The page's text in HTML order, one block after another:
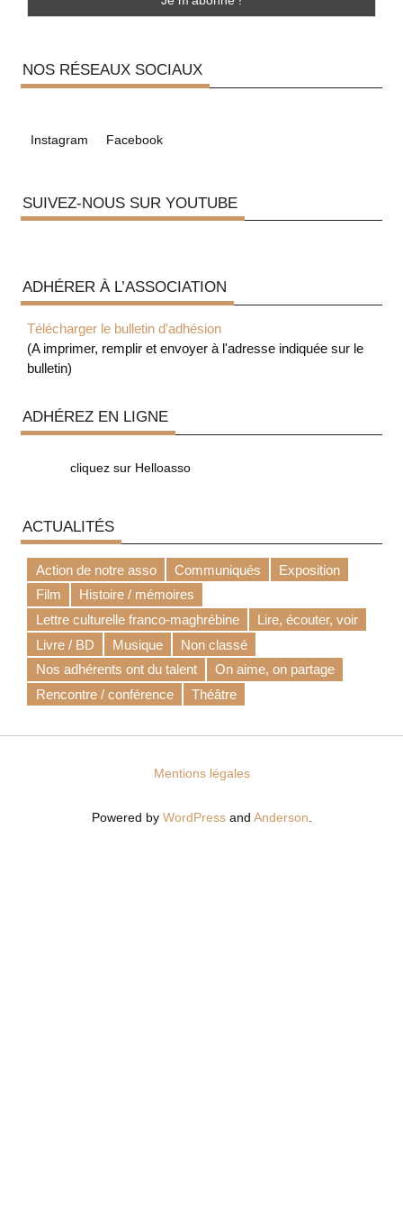
NOS RÉSEAUX SOCIAUX
Instagram Facebook
SUIVEZ-NOUS SUR YOUTUBE
ADHÉRER À L’ASSOCIATION
Télécharger le bulletin d'adhésion
(A imprimer, remplir et envoyer à l'adresse indiquée sur le
bulletin)
ADHÉREZ EN LIGNE
cliquez sur Helloasso
ACTUALITÉS
Action de notre asso Communiqués
Exposition
Film
Histoire / mémoires
Lettre culturelle franco-maghrébine
Lire, écouter, voir
Livre / BD
Musique
Non classé
Nos adhérents ont du talent
On aime, on partage
Rencontre / conférence
Théâtre
Mentions légales
Powered by WordPressand Anderson.